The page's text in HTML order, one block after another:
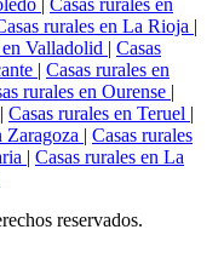
| Casas rurales en
rurales en La Rioja |
en Valladolid | Casas
| Casas rurales en
rurales en Ourense |
| Casas rurales en Teruel |
Zaragoza | Casas rurales
| Casas rurales en La
reservados.